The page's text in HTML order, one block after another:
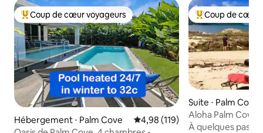
Coups de cœur voyageurs les plus appréciés
Coup de cœur voyageurs
Hébergement ⋅ Palm Cove Évaluation moyenne sur la
4,98 (119)
Coups de cœur
Coup de cœur
Suite ⋅ Palm Cove
Aloha Palm Cove
Beach.
À quelques pas